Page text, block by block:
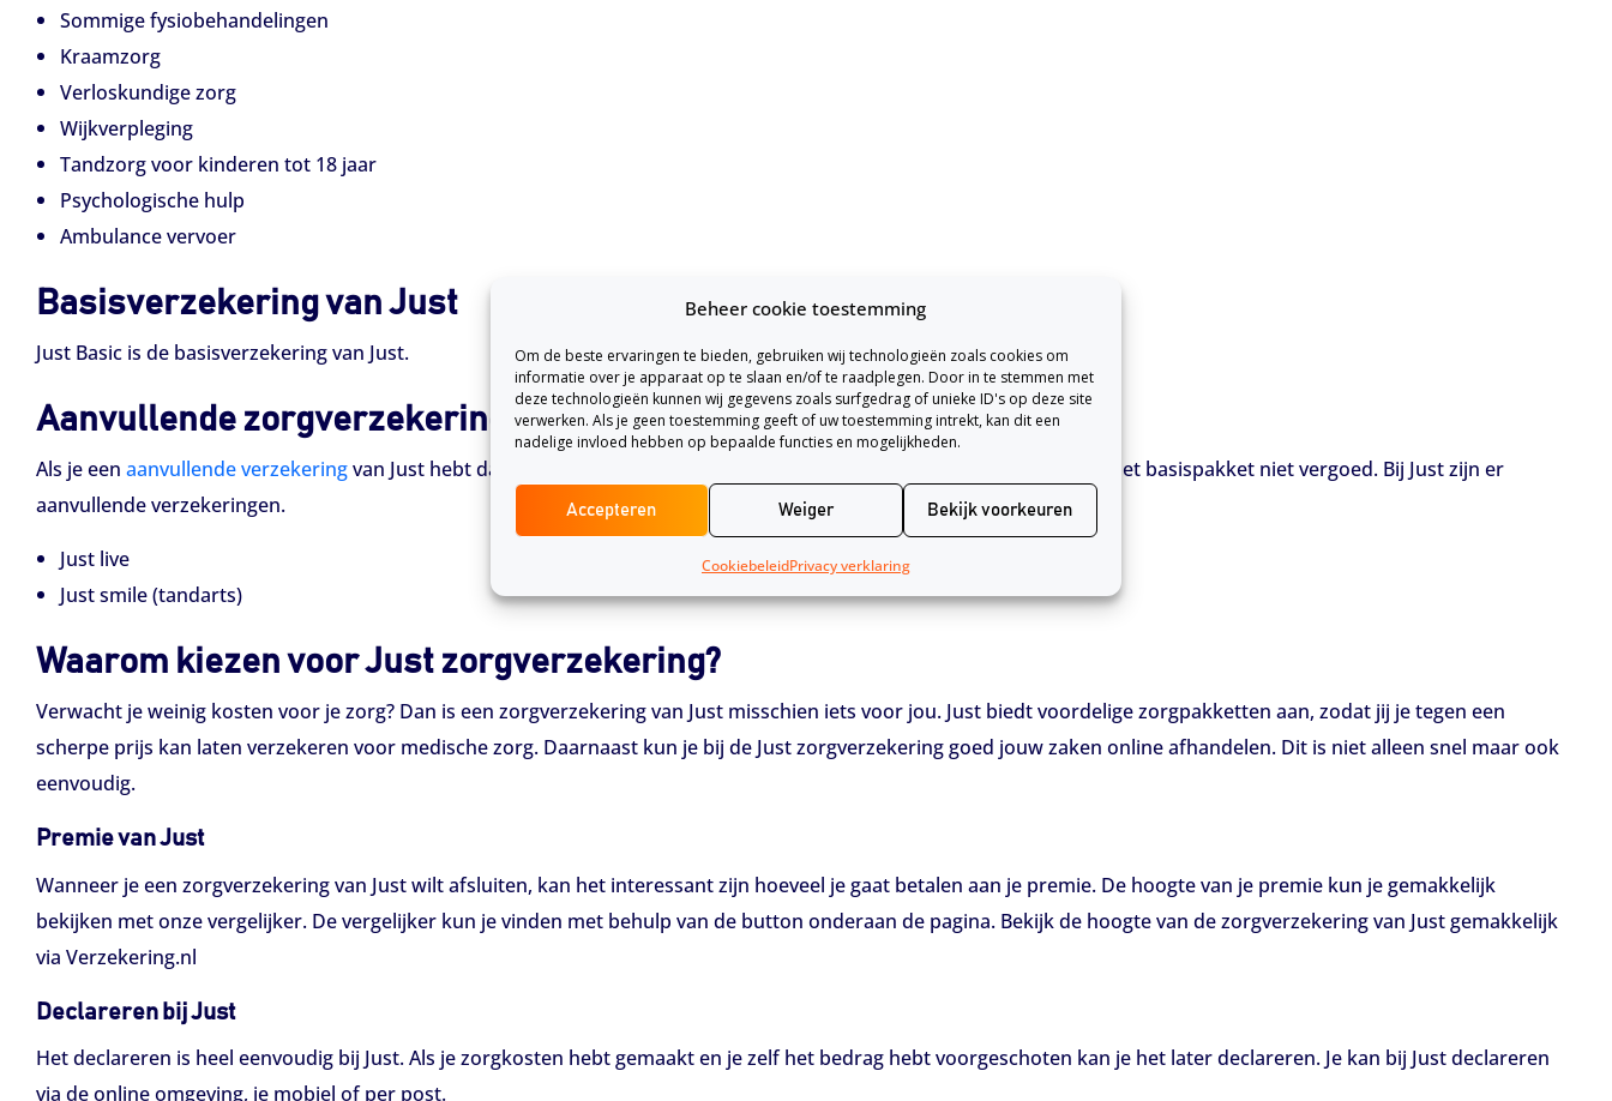
Beheer cookie toestemming
Om de beste ervaringen te bieden, gebruiken wij technologieën zoals cookies om
informatie over je apparaat op te slaan en/of te raadplegen. Door in te stemmen met
deze technologieën kunnen wij gegevens zoals surfgedrag of unieke ID's op deze site
verwerken. Als je geen toestemming geeft of uw toestemming intrekt, kan dit een
nadelige invloed hebben op bepaalde functies en mogelijkheden.
Accepteren Weiger Bekijk voorkeuren
CookiebeleidPrivacy verklaring
Sommige fysiobehandelingen
Kraamzorg
Verloskundige zorg
Wijkverpleging
Tandzorg voor kinderen tot 18 jaar
Psychologische hulp
Ambulance vervoer
Basisverzekering van Just
Just Basic is de basisverzekering van Just.
Aanvullende zorgverzekeringen van Just
Als je een aanvullende verzekeringvan Just hebt dan ben je voor meer zorg verzekerd. Je bent voor zorg verzekerd die het basispakket niet vergoed. Bij Just zijn er
aanvullende verzekeringen.
Just live
Just smile (tandarts)
Waarom kiezen voor Just zorgverzekering?
Verwacht je weinig kosten voor je zorg? Dan is een zorgverzekering van Just misschien iets voor jou. Just biedt voordelige zorgpakketten aan, zodat jij je tegen een
scherpe prijs kan laten verzekeren voor medische zorg. Daarnaast kun je bij de Just zorgverzekering goed jouw zaken online afhandelen. Dit is niet alleen snel maar ook
eenvoudig.
Premie van Just
Wanneer je een zorgverzekering van Just wilt afsluiten, kan het interessant zijn hoeveel je gaat betalen aan je premie. De hoogte van je premie kun je gemakkelijk
bekijken met onze vergelijker. De vergelijker kun je vinden met behulp van de button onderaan de pagina. Bekijk de hoogte van de zorgverzekering van Just gemakkelijk
via Verzekering.nl
Declareren bij Just
Het declareren is heel eenvoudig bij Just. Als je zorgkosten hebt gemaakt en je zelf het bedrag hebt voorgeschoten kan je het later declareren. Je kan bij Just declareren
via de online omgeving, je mobiel of per post.